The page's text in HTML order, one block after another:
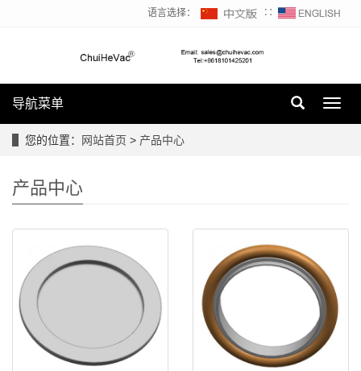
语言选择： ∷
导航菜单
您的位置： 网站首页 > 产品中心
产品中心